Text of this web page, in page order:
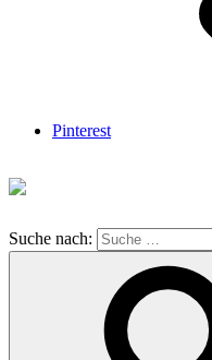
Pinterest
Suche nach: